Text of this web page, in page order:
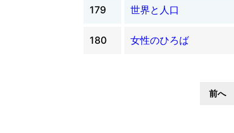
179 世界と人口
180 女性のひろば
前へ